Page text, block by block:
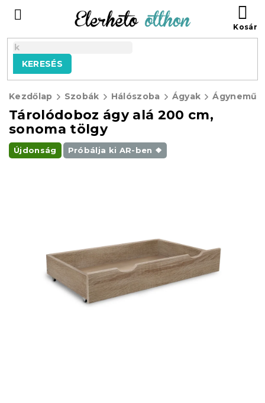
tartalomhoz
KERESÉS
Kezdőlap Szobák Hálószoba Ágyak
Tárolódoboz ágy alá 200 cm,
sonoma tölgy
Újdonság Próbálja ki AR-ben ❖